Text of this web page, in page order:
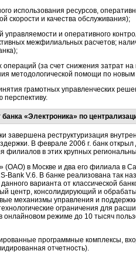
использования ресурсов,
скорости и качества обслуживания);
управляемости и оперативного
межфилиальных расчетов;
операций (за счет снижения затрат
методологической помощи по
грамотных управленческих
перспективу.
«Электроника» по
завершена реструктуризация
В феврале 2006 г. банк
филиалов в этих крупных
(ОАО) в Москве и два его филиала в
Bank V.6. В банке реализована так
варианта от классической
центр, консолидирующий и
механизмы управления и
ограничения для
режиме до 10 тысяч
программные комплексы,
отчетность).